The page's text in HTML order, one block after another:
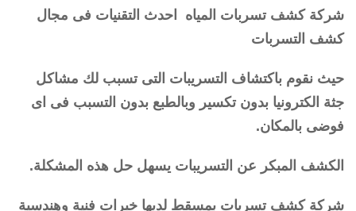
شركة كشف تسربات المياه احدث التقنيات فى مجال
كشف التسربات
حيث نقوم باكتشاف التسريبات التى تسبب لك مشاكل
جثة الكترونيا بدون تكسير وبالطبع بدون التسبب فى اى
فوضى بالمكان.
الكشف المبكر عن التسريبات يسهل حل هذه المشكلة.
شركة كشف تسربات بمسقط لديها خبرات فنية وهندسية